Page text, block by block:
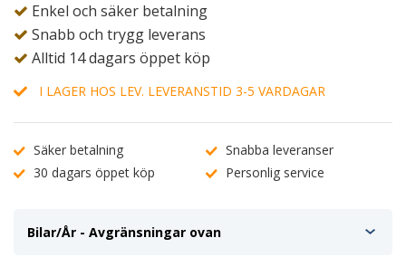
Enkel och säker betalning
Snabb och trygg leverans
Alltid 14 dagars öppet köp
I LAGER HOS LEV. LEVERANSTID 3-5 VARDAGAR
Säker betalning
Snabba leveranser
30 dagars öppet köp
Personlig service
Bilar/År - Avgränsningar ovan